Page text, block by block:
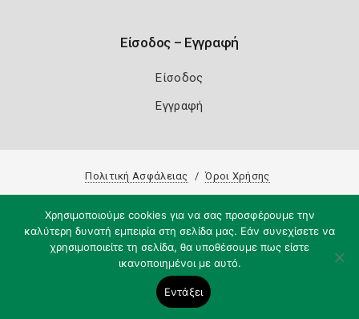
Είσοδος – Εγγραφή
Είσοδος
Εγγραφή
Πολιτική Ασφάλειας Όροι Χρήσης
Χρησιμοποιούμε cookies για να σας προσφέρουμε την
καλύτερη δυνατή εμπειρία στη σελίδα μας. Εάν συνεχίσετε να
χρησιμοποιείτε τη σελίδα, θα υποθέσουμε πως είστε
ικανοποιημένοι με αυτό.
Εντάξει